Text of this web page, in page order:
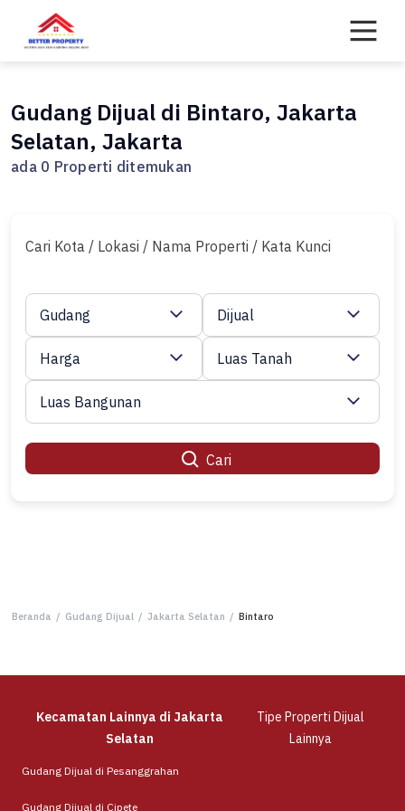
content
Gudang Dijual di Bintaro, Jakarta
Selatan, Jakarta
ada 0 Properti ditemukan
Cari Kota / Lokasi / Nama Properti / Kata Kunci
Cari
Gudang Dijual
Harga Luas Tanah
Luas Bangunan
Beranda / Gudang Dijual / Jakarta Selatan / Bintaro
Kecamatan Lainnya di Jakarta
Selatan
Tipe Properti Dijual
Lainnya
Gudang Dijual di Pesanggrahan
Gudang Dijual di Cipete